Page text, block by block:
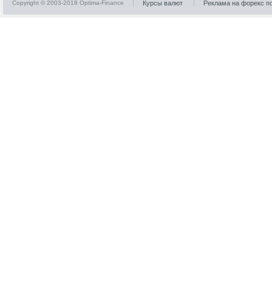
Copyright © 2003-2018 Optima-Finance Курсы валют Реклама на форекс